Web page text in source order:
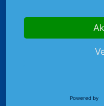
Börsengerüchte
Powered by